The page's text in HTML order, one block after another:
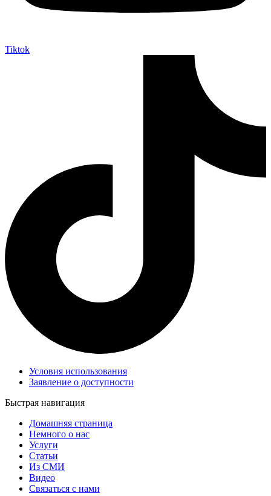
Tiktok
Условия использования
Заявление о доступности
Быстрая навигация
Домашняя страница
Немного о нас
Услуги
Статьи
Из СМИ
Видео
Связаться с нами